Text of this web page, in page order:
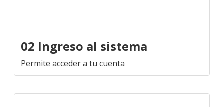
02 Ingreso al sistema
Permite acceder a tu cuenta